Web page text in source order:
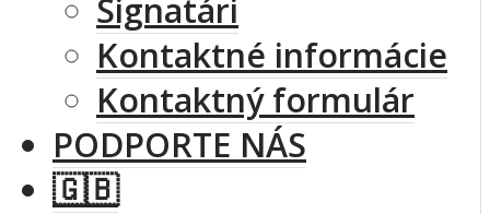
Signatári
Kontaktné informácie
Kontaktný formulár
PODPORTE NÁS
🇬🇧